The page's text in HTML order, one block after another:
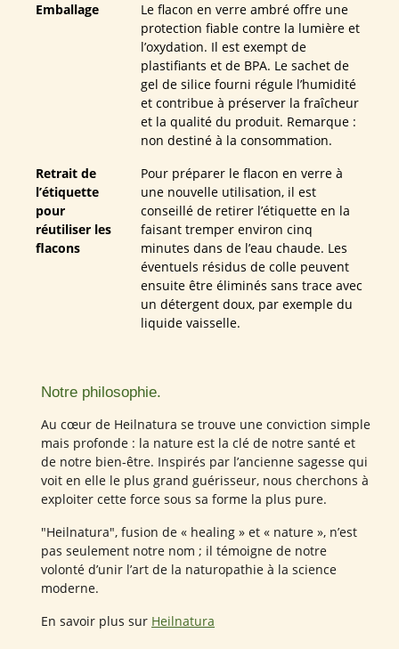
Emballage
Le flacon en verre ambré offre une
protection fiable contre la lumière et
l’oxydation. Il est exempt de
plastifiants et de BPA. Le sachet de
gel de silice fourni régule l’humidité
et contribue à préserver la fraîcheur
et la qualité du produit. Remarque :
non destiné à la consommation.
Retrait de
l’étiquette
pour
réutiliser les
flacons
Pour préparer le flacon en verre à
une nouvelle utilisation, il est
conseillé de retirer l’étiquette en la
faisant tremper environ cinq
minutes dans de l’eau chaude. Les
éventuels résidus de colle peuvent
ensuite être éliminés sans trace avec
un détergent doux, par exemple du
liquide vaisselle.
Notre philosophie.
Au cœur de Heilnatura se trouve une conviction simple
mais profonde : la nature est la clé de notre santé et
de notre bien-être. Inspirés par l’ancienne sagesse qui
voit en elle le plus grand guérisseur, nous cherchons à
exploiter cette force sous sa forme la plus pure.
"Heilnatura", fusion de « healing » et « nature », n’est
pas seulement notre nom ; il témoigne de notre
volonté d’unir l’art de la naturopathie à la science
moderne.
En savoir plus sur Heilnatura